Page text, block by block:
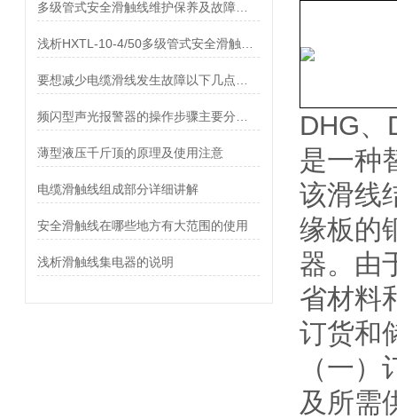
薄型液压千斤顶的原理及使用注意
电缆滑触线组成部分详细讲解
安全滑触线在哪些地方有大范围的使用
浅析滑触线集电器的说明
DHG、
是一种
该滑线
缘板的
器。由
省材料
订货和
（一
及所需